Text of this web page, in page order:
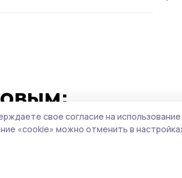
чистота в
свое согласие на
«cookie» можно отменить в